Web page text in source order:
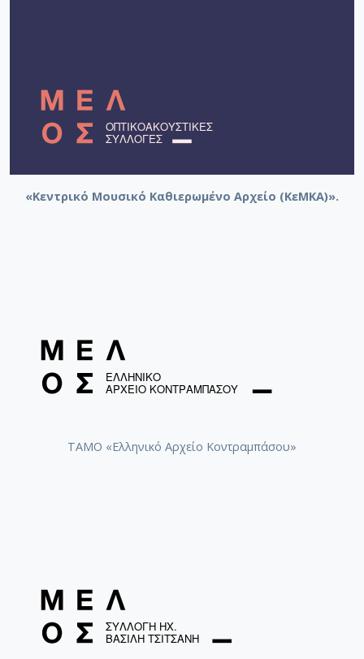
«Κεντρικό Μουσικό Καθιερωμένο Αρχείο (ΚεΜΚΑ)».
ΤΑΜΟ «Ελληνικό Αρχείο Κοντραμπάσου»